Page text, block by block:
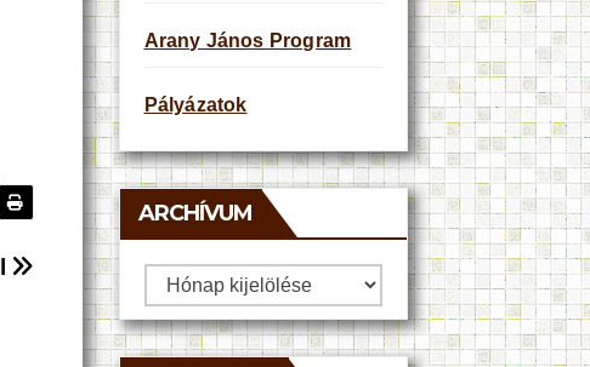
Arany János Program
Pályázatok
ARCHÍVUM
Archívum